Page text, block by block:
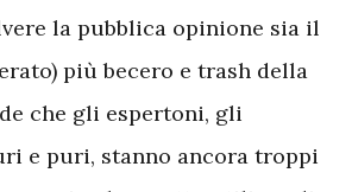
la pubblica opinione sia il
più becero e trash della
che gli espertoni, gli
e puri, stanno ancora troppi